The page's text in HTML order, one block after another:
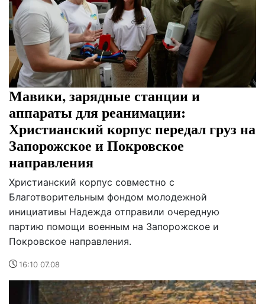
Мавики, зарядные станции и
аппараты для реанимации:
Христианский корпус передал груз на
Запорожское и Покровское
направления
Христианский корпус совместно с
Благотворительным фондом молодежной
инициативы Надежда отправили очередную
партию помощи военным на Запорожское и
Покровское направления.
16:10 07.08